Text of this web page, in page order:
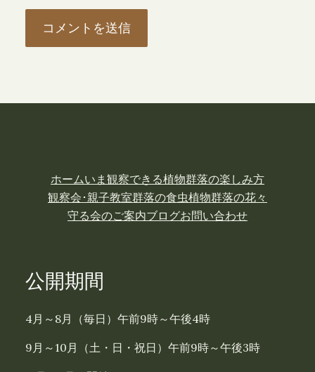
ホームいま観察できる植物群落の楽しみ方
観察会･親子教室群落の食虫植物群落の花々
守る会のご案内ブログお問い合わせ
公開期間
4月～8月（毎日）午前9時～午後4時
9月～10月（土・日・祝日）午前9時～午後3時